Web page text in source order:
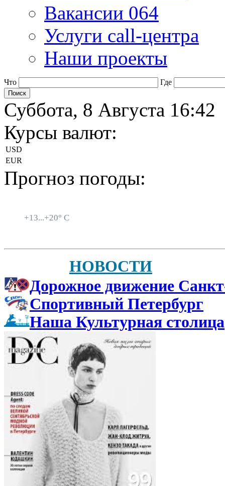
Вакансии 064
Услуги call-центра
Наши проекты
Что Где
Суббота, 8 Августа 16:42
Курсы валют:
USD
EUR
Прогноз погоды:
+13...+20° C
НОВОСТИ
Дорожное движение
Спортивный Петербург
Наша Культурная столица